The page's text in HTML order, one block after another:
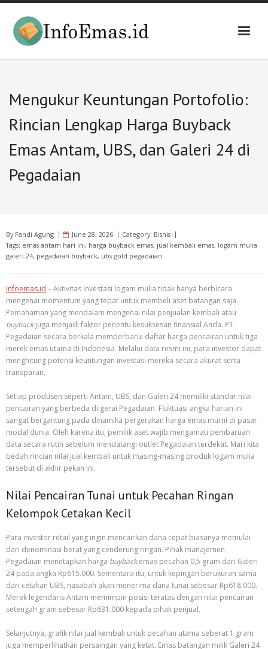
Skip
content
Mengukur Keuntungan Portofolio:
Rincian Lengkap Harga Buyback
Emas Antam, UBS, dan Galeri 24 di
Pegadaian
By Fandi Agung June 28, 2026 Category: Bisnis
Tags: emas antam hari ini, harga buyback emas, jual kembali emas, logam mulia
galeri 24, pegadaian buyback, ubs gold pegadaian
infoemas.id – Aktivitas investasi logam mulia tidak hanya berbicara
mengenai momentum yang tepat untuk membeli aset batangan saja.
Pemahaman yang mendalam mengenai nilai penjualan kembali atau
buybackjuga menjadi faktor penentu kesuksesan finansial Anda. PT
Pegadaian secara berkala memperbarui daftar harga pencairan untuk tiga
merek emas utama di Indonesia. Melalui data resmi ini, para investor dapat
menghitung potensi keuntungan investasi mereka secara akurat serta
transparan.
Setiap produsen seperti Antam, UBS, dan Galeri 24 memiliki standar nilai
pencairan yang berbeda di gerai Pegadaian. Fluktuasi angka harian ini
sangat bergantung pada dinamika pergerakan harga emas murni di pasar
modal dunia. Oleh karena itu, pemilik aset wajib mengamati pembaruan
data secara rutin sebelum mendatangi outlet Pegadaian terdekat. Mari kita
bedah rincian nilai jual kembali untuk masing-masing produk logam mulia
tersebut di akhir pekan ini.
Nilai Pencairan Tunai untuk Pecahan Ringan
Kelompok Cetakan Kecil
Para investor retail yang ingin mencairkan dana cepat biasanya memulai
dari denominasi berat yang cenderung ringan. Pihak manajemen
Pegadaian menetapkan harga buybackemas pecahan 0,5 gram dari Galeri
24 pada angka Rp615.000. Sementara itu, untuk kepingan berukuran sama
dari cetakan UBS, nasabah akan menerima dana tunai sebesar Rp618.000.
Merek legendaris Antam memimpin posisi teratas dengan nilai pencairan
setengah gram sebesar Rp631.000 kepada pihak penjual.
Selanjutnya, grafik nilai jual kembali untuk pecahan utama seberat 1 gram
juga memperlihatkan persaingan yang ketat. Emas batangan milik Galeri 24